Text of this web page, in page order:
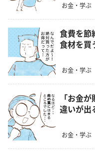
お金・学ぶ
食費を節
食材を買
お金・学ぶ
「お金
違いが出
お金・学ぶ